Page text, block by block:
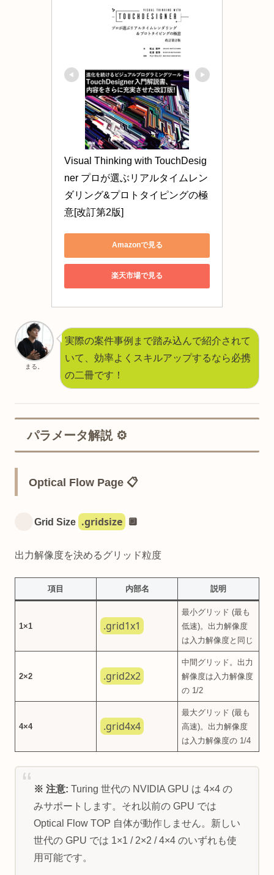
Visual Thinking with TouchDesig
ner プロが選ぶリアルタイムレン
ダリング&プロトタイピングの極
意[改訂第2版]
Amazonで見る
楽天市場で見る
まる。
実際の案件事例まで踏み込んで紹介されて
いて、効率よくスキルアップするなら必携
の二冊です！
パラメータ解説 ⚙️
Optical Flow Page 📋
Grid Size .gridsize 🔲
出力解像度を決めるグリッド粒度
項目 内部名 説明
1×1 .grid1x1
最小グリッド (最も
低速)。出力解像度
は入力解像度と同じ
2×2 .grid2x2
中間グリッド。出力
解像度は入力解像度
の 1/2
4×4 .grid4x4
最大グリッド (最も
高速)。出力解像度
は入力解像度の 1/4
※ 注意: Turing 世代の NVIDIA GPU は 4×4 の
みサポートします。それ以前の GPU では
Optical Flow TOP 自体が動作しません。新しい
世代の GPU では 1×1 / 2×2 / 4×4 のいずれも使
用可能です。